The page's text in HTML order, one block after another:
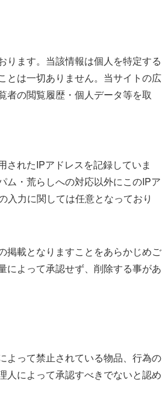
ります。当該情報は個人を特定する
とは一切ありません。当サイトの広
者の閲覧履歴・個人データ等を取
されたIPアドレスを記録していま
ム・荒らしへの対応以外にこのIPア
入力に関しては任意となっており
掲載となりますことをあらかじめご
によって承認せず、削除する事があ
よって禁止されている物品、行為の
人によって承認すべきでないと認め